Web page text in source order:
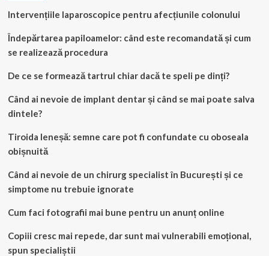
Intervențiile laparoscopice pentru afecțiunile colonului
Îndepărtarea papiloamelor: când este recomandată și cum
se realizează procedura
De ce se formează tartrul chiar dacă te speli pe dinți?
Când ai nevoie de implant dentar și când se mai poate salva
dintele?
Tiroida leneșă: semne care pot fi confundate cu oboseala
obișnuită
Când ai nevoie de un chirurg specialist în București și ce
simptome nu trebuie ignorate
Cum faci fotografii mai bune pentru un anunț online
Copiii cresc mai repede, dar sunt mai vulnerabili emoțional,
spun specialiștii